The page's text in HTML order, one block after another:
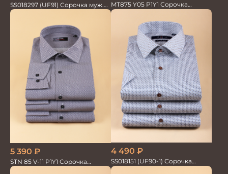
SS018297 (UF91) Сорочка муж.
GROSTYLE TRENDY
MT875 Y05 P1Y1 Сорочка
мужская
5 390 ₽
STN 85 V-11 P1Y1 Сорочка
мужская
4 490 ₽
SS018151 (UF90-1) Сорочка
мужская GROSTYLE PRIME